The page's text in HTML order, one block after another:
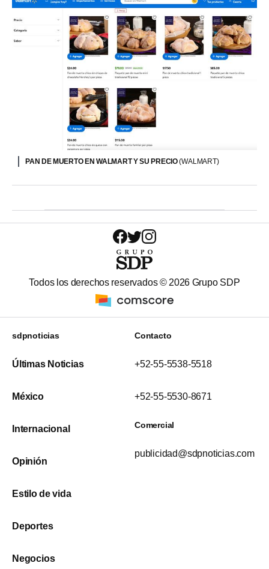
PAN DE MUERTO EN WALMART Y SU PRECIO(WALMART)
Todos los derechos reservados © 2026 Grupo SDP
sdpnoticias
Últimas Noticias
México
Internacional
Opinión
Estilo de vida
Deportes
Negocios
Contacto
+52-55-5538-5518
+52-55-5530-8671
Comercial
publicidad@sdpnoticias.com